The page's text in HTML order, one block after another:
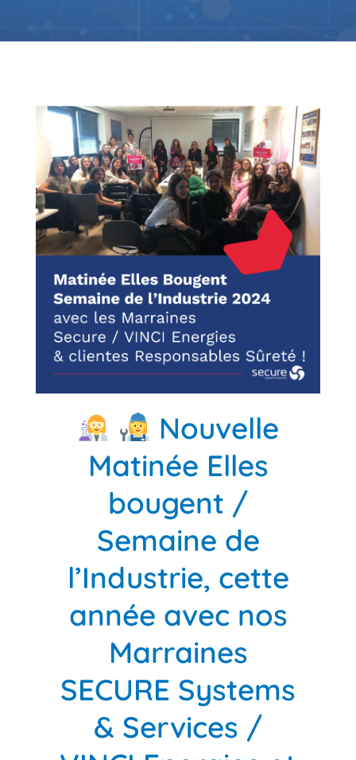
Nouvelle
Matinée Elles
bougent /
Semaine de
l’Industrie, cette
année avec nos
Marraines
SECURE Systems
& Services /